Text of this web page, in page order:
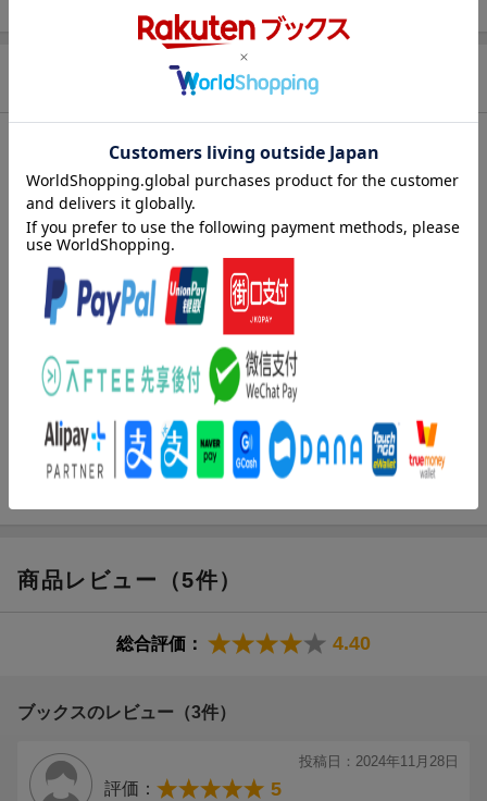
内容紹介（「BOOK」データベースより）
悪役令嬢カタリナに転生した私。破滅フラグを無事回避し魔法省
で働く平穏な日々を過ごすはずだったのに、ゲーム続編で新たな
破滅フラグが立ち、おまけに悪役スキルもアップ中。そんな中、
婚約者のジオルド王子に新たな婚約者候補の噂が！？婚約者候補
は、私もよく知っている意外な人物で…。その上、厄介な人物に
目をつけられたらしい私に、お父様が護衛をつける警戒状態にな
ってー！？大人気破滅回避ラブコメディ★波乱の第１２弾！！
著者情報（「BOOK」データベースより）
山口悟（ヤマグチサトル）
９月７日生まれ。乙女座。新潟生まれ（本データはこの書籍が刊
商品レビュー（5件）
総合評価： 4.40
ブックスのレビュー（3件）
投稿日：2024年11月28日
評価： 5